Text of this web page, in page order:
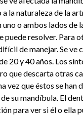
la naturaleza de la
o ambos lados de
puede resolver. Para
de manejar. Se
20 y 40 años. Los
que descarta otras
vez que éstos se
su mandíbula. El
para ver si él o